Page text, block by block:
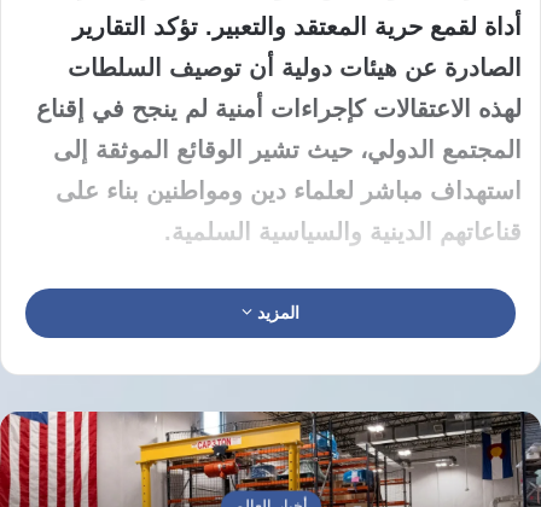
أداة لقمع حرية المعتقد والتعبير. تؤكد التقارير
الصادرة عن هيئات دولية أن توصيف السلطات
لهذه الاعتقالات كإجراءات أمنية لم ينجح في إقناع
المجتمع الدولي، حيث تشير الوقائع الموثقة إلى
استهداف مباشر لعلماء دين ومواطنين بناء على
قناعاتهم الدينية والسياسية السلمية.
تتبنى مملكة البحرين في خطابها الرسمي رواية
أمنية تربط الموقوفين بتشكيل خلايا مرتبطة
لكن التقارير الحقوقية تعيد قراءة هذه الأحداث
كجزء من نهج يستهدف الطائفة الشيعية. وتشدد
المزيد